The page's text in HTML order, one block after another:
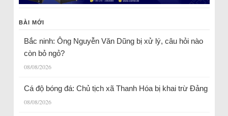
BÀI MỚI
Bắc ninh: Ông Nguyễn Văn Dũng bị xử lý, câu hỏi nào
còn bỏ ngỏ?
08/08/2026
Cá độ bóng đá: Chủ tịch xã Thanh Hóa bị khai trừ Đảng
08/08/2026